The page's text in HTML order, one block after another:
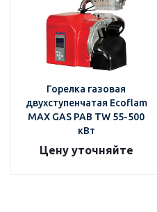
Горелка газовая
двухступенчатая Ecoflam
MAX GAS PAB TW 55-500
кВт
Цену уточняйте